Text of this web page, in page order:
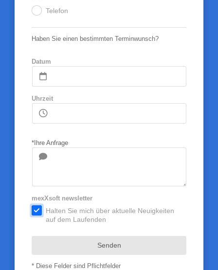
Telefon
Haben Sie einen bestimmten Terminwunsch?
Datum
Uhrzeit
*Ihre Anfrage
mexXsoft newsletter
.
Halten Sie mich über aktuelle Neuigkeiten
auf dem Laufenden
Senden
* Diese Felder sind Pflichtfelder